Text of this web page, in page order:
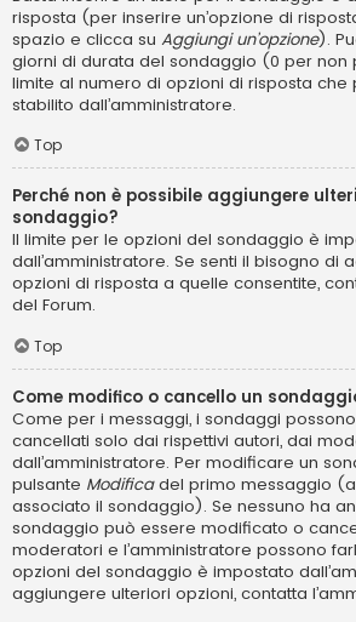
risposta (per inserire un’opzione di
spazio e clicca su Aggiungi un’opzione).
giorni di durata del sondaggio (0 per non
limite al numero di opzioni di risposta che
stabilito dall’amministratore.
Top
Perché non è possibile aggiungere
sondaggio?
Il limite per le opzioni del sondaggio è
dall’amministratore. Se senti il bisogno di
opzioni di risposta a quelle consentite,
del Forum.
Top
Come modifico o cancello un
Come per i messaggi, i sondaggi
cancellati solo dai rispettivi autori, dai
dall’amministratore. Per modificare un
pulsante Modificadel primo messaggio
associato il sondaggio). Se nessuno ha
sondaggio può essere modificato o
moderatori e l’amministratore possono
opzioni del sondaggio è impostato
aggiungere ulteriori opzioni, contatta